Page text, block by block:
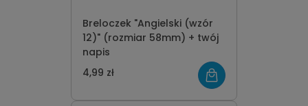
Breloczek "Angielski (wzór
12)" (rozmiar 58mm) + twój
napis
4,99 zł